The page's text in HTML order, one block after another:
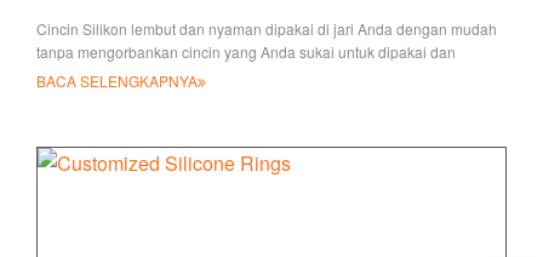
Cincin Silikon lembut dan nyaman dipakai di jari Anda dengan mudah
tanpa mengorbankan cincin yang Anda sukai untuk dipakai dan
ditampilkan
BACA SELENGKAPNYA